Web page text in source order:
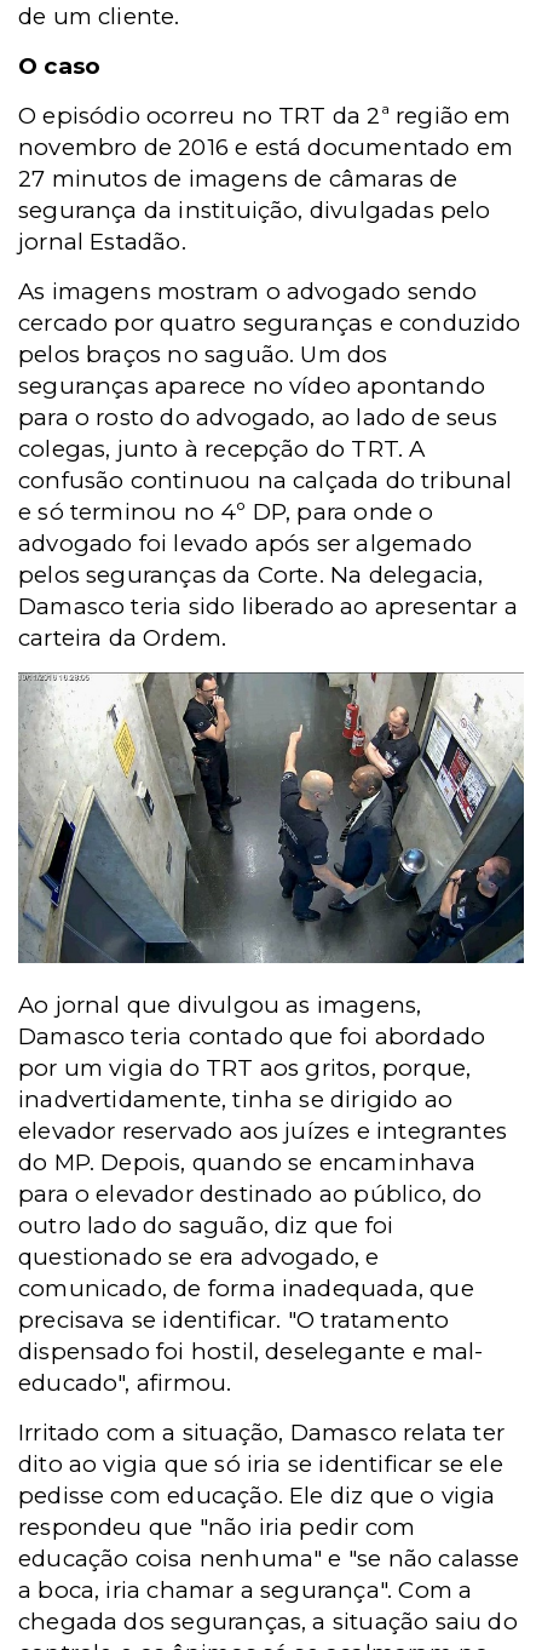
de um cliente.
O caso
O episódio ocorreu no TRT da 2ª região em
novembro de 2016 e está documentado em
27 minutos de imagens de câmaras de
segurança da instituição, divulgadas pelo
jornal Estadão.
As imagens mostram o advogado sendo
cercado por quatro seguranças e conduzido
pelos braços no saguão. Um dos
seguranças aparece no vídeo apontando
para o rosto do advogado, ao lado de seus
colegas, junto à recepção do TRT. A
confusão continuou na calçada do tribunal
e só terminou no 4º DP, para onde o
advogado foi levado após ser algemado
pelos seguranças da Corte. Na delegacia,
Damasco teria sido liberado ao apresentar a
carteira da Ordem.
Ao jornal que divulgou as imagens,
Damasco teria contado que foi abordado
por um vigia do TRT aos gritos, porque,
inadvertidamente, tinha se dirigido ao
elevador reservado aos juízes e integrantes
do MP. Depois, quando se encaminhava
para o elevador destinado ao público, do
outro lado do saguão, diz que foi
questionado se era advogado, e
comunicado, de forma inadequada, que
precisava se identificar. "O tratamento
dispensado foi hostil, deselegante e mal-
educado", afirmou.
Irritado com a situação, Damasco relata ter
dito ao vigia que só iria se identificar se ele
pedisse com educação. Ele diz que o vigia
respondeu que "não iria pedir com
educação coisa nenhuma" e "se não calasse
a boca, iria chamar a segurança". Com a
chegada dos seguranças, a situação saiu do